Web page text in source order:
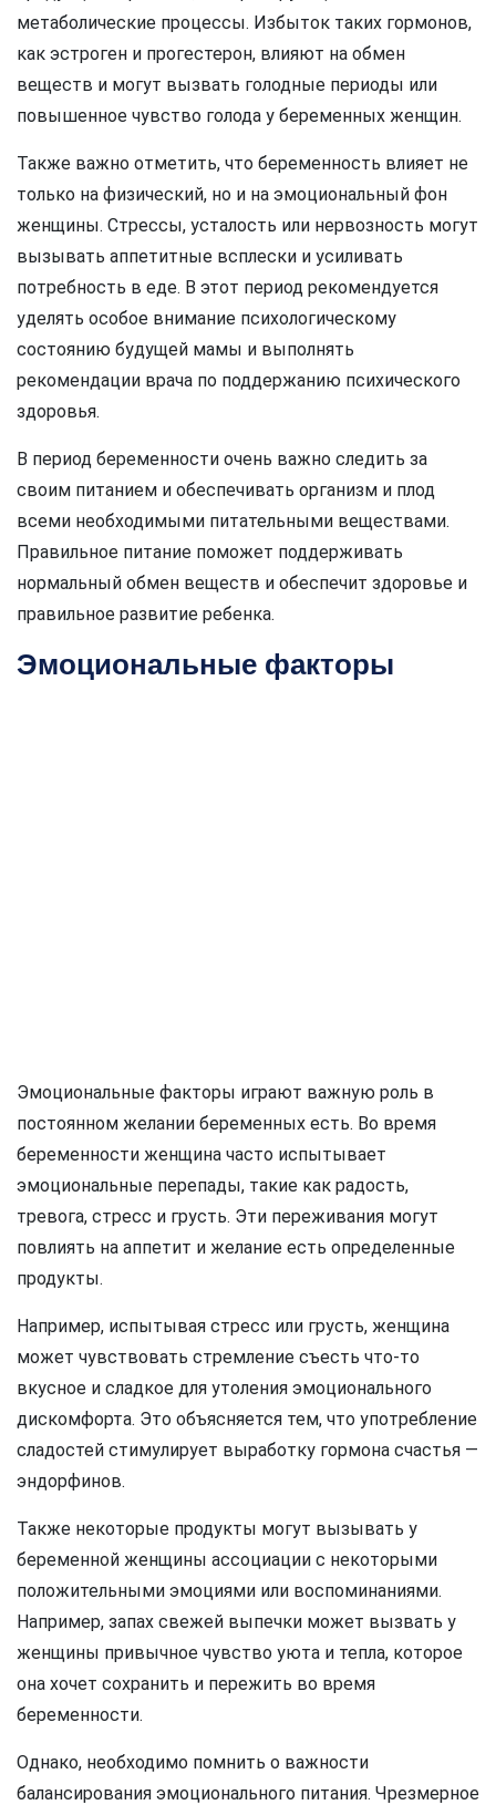
метаболические процессы. Избыток таких гормонов,
как эстроген и прогестерон, влияют на обмен
веществ и могут вызвать голодные периоды или
повышенное чувство голода у беременных женщин.
Также важно отметить, что беременность влияет не
только на физический, но и на эмоциональный фон
женщины. Стрессы, усталость или нервозность могут
вызывать аппетитные всплески и усиливать
потребность в еде. В этот период рекомендуется
уделять особое внимание психологическому
состоянию будущей мамы и выполнять
рекомендации врача по поддержанию психического
здоровья.
В период беременности очень важно следить за
своим питанием и обеспечивать организм и плод
всеми необходимыми питательными веществами.
Правильное питание поможет поддерживать
нормальный обмен веществ и обеспечит здоровье и
правильное развитие ребенка.
Эмоциональные факторы
Эмоциональные факторы играют важную роль в
постоянном желании беременных есть. Во время
беременности женщина часто испытывает
эмоциональные перепады, такие как радость,
тревога, стресс и грусть. Эти переживания могут
повлиять на аппетит и желание есть определенные
продукты.
Например, испытывая стресс или грусть, женщина
может чувствовать стремление съесть что-то
вкусное и сладкое для утоления эмоционального
дискомфорта. Это объясняется тем, что употребление
сладостей стимулирует выработку гормона счастья —
эндорфинов.
Также некоторые продукты могут вызывать у
беременной женщины ассоциации с некоторыми
положительными эмоциями или воспоминаниями.
Например, запах свежей выпечки может вызвать у
женщины привычное чувство уюта и тепла, которое
она хочет сохранить и пережить во время
беременности.
Однако, необходимо помнить о важности
балансирования эмоционального питания. Чрезмерное